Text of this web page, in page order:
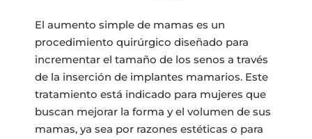
El aumento simple de mamas es un
procedimiento quirúrgico diseñado para
incrementar el tamaño de los senos a través
de la inserción de implantes mamarios. Este
tratamiento está indicado para mujeres que
buscan mejorar la forma y el volumen de sus
mamas, ya sea por razones estéticas o para